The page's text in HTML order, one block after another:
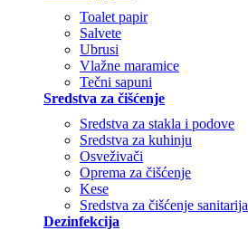
Toalet papir
Salvete
Ubrusi
Vlažne maramice
Tečni sapuni
Sredstva za čišćenje
Sredstva za stakla i podove
Sredstva za kuhinju
Osveživači
Oprema za čišćenje
Kese
Sredstva za čišćenje sanitarija
Dezinfekcija